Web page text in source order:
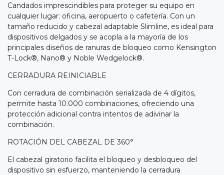
Candados imprescindibles para proteger su equipo en
cualquier lugar: oficina, aeropuerto o cafetería. Con un
tamaño reducido y cabezal adaptable Slimline, es ideal para
dispositivos delgados y se acopla a la mayoría de los
principales diseños de ranuras de bloqueo como Kensington
T-Lock®, Nano® y Noble Wedgelock®.
CERRADURA REINICIABLE
Con cerradura de combinación serializada de 4 dígitos,
permite hasta 10.000 combinaciones, ofreciendo una
protección adicional contra intentos de adivinar la
combinación.
ROTACIÓN DEL CABEZAL DE 360°
El cabezal giratorio facilita el bloqueo y desbloqueo del
dispositivo sin esfuerzo, manteniendo la cerradura